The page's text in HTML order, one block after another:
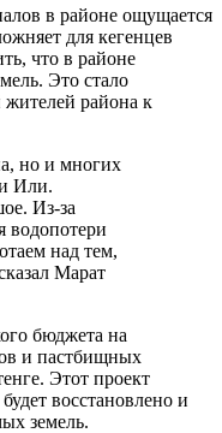
в районе ощущается
для кегенцев
что в районе
Это стало
района к
но и многих
Или.
Из-за
водопотери
над тем,
Марат
бюджета на
и пастбищных
Этот проект
восстановлено и
земель.